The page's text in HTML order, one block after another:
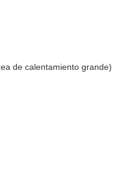
de calentamiento grande)